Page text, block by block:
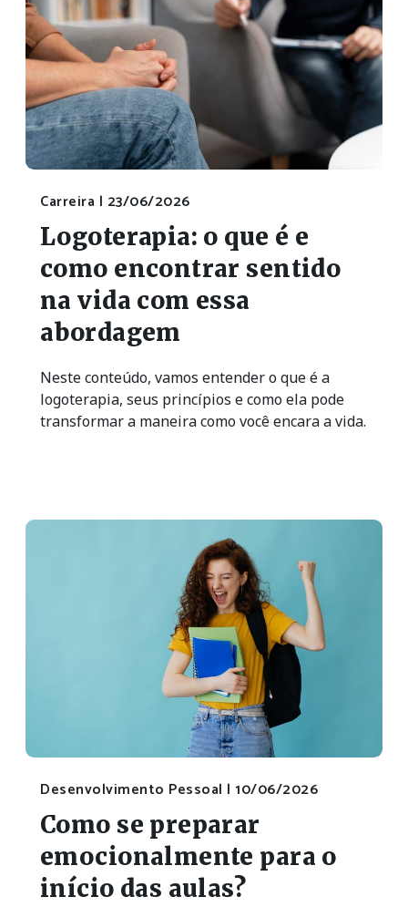
Carreira | 23/06/2026
Logoterapia: o que é e
como encontrar sentido
na vida com essa
abordagem
Neste conteúdo, vamos entender o que é a
logoterapia, seus princípios e como ela pode
transformar a maneira como você encara a vida.
Desenvolvimento Pessoal | 10/06/2026
Como se preparar
emocionalmente para o
início das aulas?